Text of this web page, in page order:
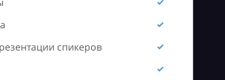
спикеров